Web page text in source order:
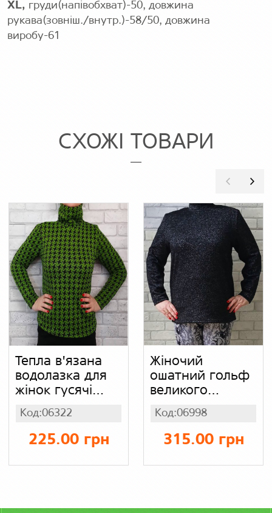
XL, груди(напівобхват)-50, довжина
рукава(зовніш./внутр.)-58/50, довжина
виробу-61
СХОЖІ ТОВАРИ
Тепла в'язана
водолазка для
жінок гусячі
лапки
горловина
хомут (колір
зелений), акрил
80% шерсть
Код:06322
225.00 грн
Жіночий
ошатний гольф
великого
розміру батал,
чорна
водолазка з
люрексом, воріт
стійка
Код:06998
315.00 грн